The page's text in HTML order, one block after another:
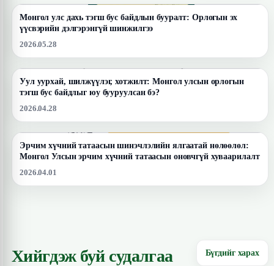
Монгол улс дахь тэгш бус байдлын бууралт: Орлогын эх
үүсвэрийн дэлгэрэнгүй шинжилгээ
2026.05.28
Уул уурхай, шилжүүлэг, хотжилт: Монгол улсын орлогын
тэгш бус байдлыг юу бууруулсан бэ?
2026.04.28
Эрчим хүчний татаасын шинэчлэлийн ялгаатай нөлөөлөл:
Монгол Улсын эрчим хүчний татаасын оновчгүй хуваарилалт
2026.04.01
Хийгдэж буй судалгаа Бүгдийг харах